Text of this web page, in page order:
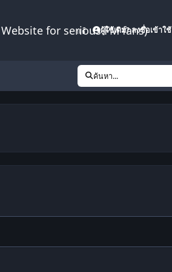
for serious FM fans)
เพิ่มเติม ผู้ใช้เดิม? ลงชื่อเข้าใช้
ค้นหา...